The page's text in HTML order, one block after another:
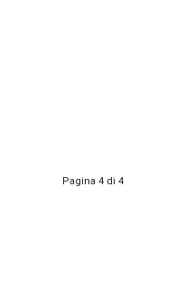
Pagina 4 di 4